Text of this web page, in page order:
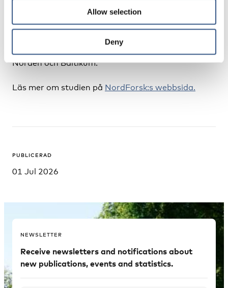
Allow selection
Deny
översättas till flera språk.
Projektet PATHS kan på sikt bidra till en mer jämlik
och tillgänglig hälso- och sjukvård för migranter i
Norden och Baltikum.
Läs mer om studien på NordForsk:s webbsida.
PUBLICERAD
01 Jul 2026
NEWSLETTER
Receive newsletters and notifications about
new publications, events and statistics.